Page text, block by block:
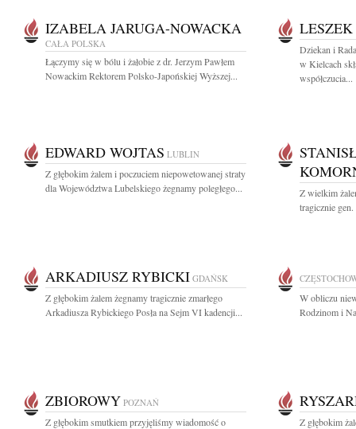
IZABELA JARUGA-NOWACKA
CAŁA POLSKA
Łączymy się w bólu i żałobie z dr. Jerzym Pawłem
Nowackim Rektorem Polsko-Japońskiej Wyższej...
Dziekan i
w Kielcach
współczucia...
EDWARD WOJTAS LUBLIN
Z głębokim żalem i poczuciem niepowetowanej straty
dla Województwa Lubelskiego żegnamy poległego...
Z wielkim
tragicznie
ARKADIUSZ RYBICKI GDAŃSK
Z głębokim żalem żegnamy tragicznie zmarłego
Arkadiusza Rybickiego Posła na Sejm VI kadencji...
W obliczu
Rodzinom i
ZBIOROWY POZNAŃ
Z głębokim smutkiem przyjęliśmy wiadomość o
Z głębokim